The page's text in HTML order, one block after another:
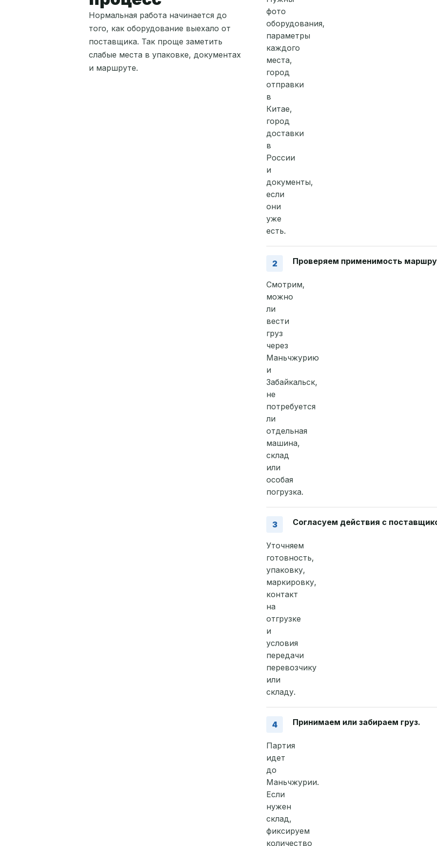
Нормальная работа начинается до
того, как оборудование выехало от
поставщика. Так проще заметить
слабые места в упаковке, документах
и маршруте.
фото
оборудования,
параметры
каждого
места,
город
отправки
в
Китае,
город
доставки
в
России
и
документы,
если
они
уже
есть.
Проверяем применимость
Смотрим,
можно
ли
вести
груз
через
Маньчжурию
и
Забайкальск,
не
потребуется
ли
отдельная
машина,
склад
или
особая
погрузка.
Согласуем действия с
Уточняем
готовность,
упаковку,
маркировку,
контакт
на
отгрузке
и
условия
передачи
перевозчику
или
складу.
Принимаем или забираем груз.
Партия
идет
до
Маньчжурии.
Если
нужен
склад,
фиксируем
количество